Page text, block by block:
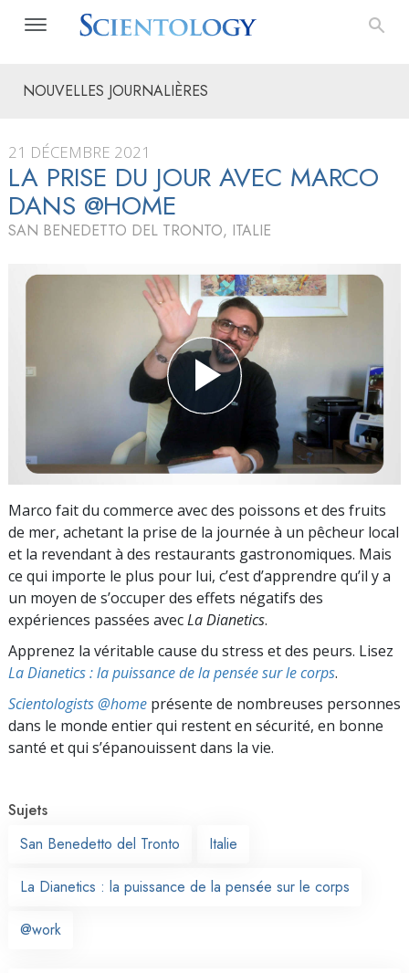
NOUVELLES JOURNALIÈRES
21 DÉCEMBRE 2021
LA PRISE DU JOUR AVEC MARCO
DANS @HOME
SAN BENEDETTO DEL TRONTO, ITALIE
Marco fait du commerce avec des poissons et des fruits
de mer, achetant la prise de la journée à un pêcheur local
et la revendant à des restaurants gastronomiques. Mais
ce qui importe le plus pour lui, c’est d’apprendre qu’il y a
un moyen de s’occuper des effets négatifs des
expériences passées avecLa Dianetics.
Apprenez la véritable cause du stress et des peurs. Lisez
La Dianetics : la puissance de la pensée sur le corps.
Scientologists @home présente de nombreuses personnes
dans le monde entier qui restent en sécurité, en bonne
santé et qui s’épanouissent dans la vie.
Sujets
San Benedetto del Tronto
Italie
La Dianetics : la puissance de la pensée sur le corps
@work